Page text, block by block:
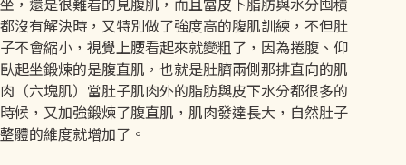
坐，還是很難看的見腹肌，而且當皮下脂肪與水分囤積
都沒有解決時，又特別做了強度高的腹肌訓練，不但肚
子不會縮小，視覺上腰看起來就變粗了，因為捲腹、仰
臥起坐鍛煉的是腹直肌，也就是肚臍兩側那排直向的肌
肉（六塊肌）當肚子肌肉外的脂肪與皮下水分都很多的
時候，又加強鍛煉了腹直肌，肌肉發達長大，自然肚子
整體的維度就增加了。